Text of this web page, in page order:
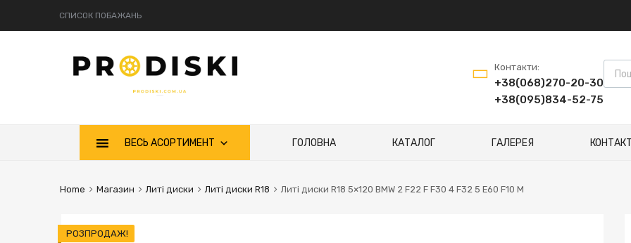
СПИСОК ПОБАЖАНЬ
Контакти:
+38(068)270-20-30
+38(095)834-52-75
ВЕСЬ АСОРТИМЕНТ ГОЛОВНА КАТАЛОГ ГАЛЕРЕЯ
Home Магазин Литі диски Литі диски R18 Литі диски R18 5×120 BMW 2 F22 F F30 4 F32 5 E60 F10 M
РОЗПРОДАЖ!